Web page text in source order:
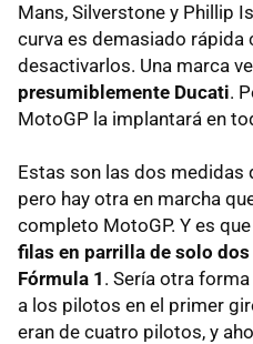
Mans, Silverstone y Phillip
curva es demasiado rápida
desactivarlos. Una marca
presumiblemente Ducati.
MotoGP la implantará en
Estas son las dos medidas
pero hay otra en marcha
completo MotoGP. Y es
filas en parrilla de solo
Fórmula 1 . Sería otra
a los pilotos en el primer
eran de cuatro pilotos, y